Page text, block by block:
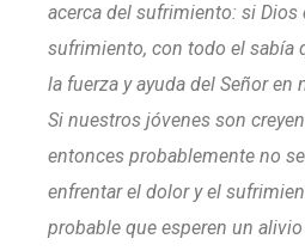
acerca del sufrimiento: si
sufrimiento, con todo el sabía
la fuerza y ayuda del Señor
Si nuestros jóvenes son
entonces probablemente no
enfrentar el dolor y el
probable que esperen un